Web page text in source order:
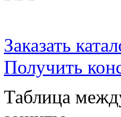
Заказать
Получить
Таблица